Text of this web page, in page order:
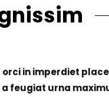
orci in imperdiet
feugiat urna